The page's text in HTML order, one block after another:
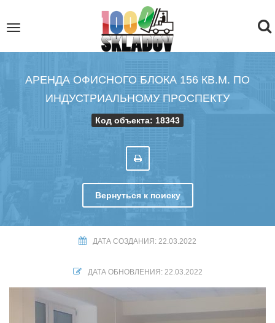
Toggle
АРЕНДА ОФИСНОГО БЛОКА 156 КВ.М. ПО
ИНДУСТРИАЛЬНОМУ ПРОСПЕКТУ
Код объекта: 18343
Вернуться к поиску
ДАТА СОЗДАНИЯ: 22.03.2022
ДАТА ОБНОВЛЕНИЯ: 22.03.2022